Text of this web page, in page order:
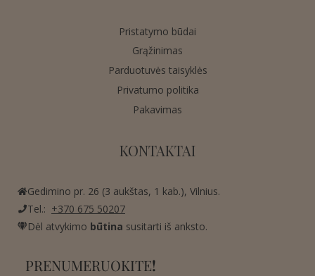
Pristatymo būdai
Grąžinimas
Parduotuvės taisyklės
Privatumo politika
Pakavimas
KONTAKTAI
Gedimino pr. 26 (3 aukštas, 1 kab.), Vilnius.
Tel.: +370 675 50207
Dėl atvykimo būtina susitarti iš anksto.
PRENUMERUOKITE!